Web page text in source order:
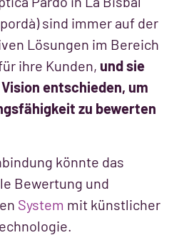
sind immer auf der
Lösungen im Bereich
ihre Kunden, und sie
entschieden, um
zu bewerten
könnte das
Bewertung und
System mit künstlicher